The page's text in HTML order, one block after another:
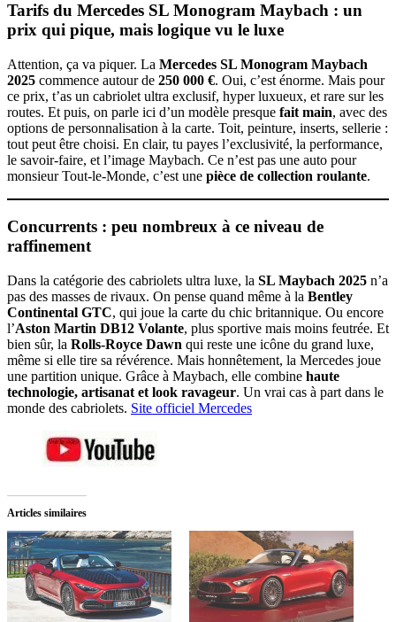
Tarifs du Mercedes SL Monogram Maybach : un
prix qui pique, mais logique vu le luxe
Attention, ça va piquer. La Mercedes SL Monogram Maybach
2025 commence autour de 250 000 €. Oui, c’est énorme. Mais pour
ce prix, t’as un cabriolet ultra exclusif, hyper luxueux, et rare sur les
routes. Et puis, on parle ici d’un modèle presque fait main, avec des
options de personnalisation à la carte. Toit, peinture, inserts, sellerie :
tout peut être choisi. En clair, tu payes l’exclusivité, la performance,
le savoir-faire, et l’image Maybach. Ce n’est pas une auto pour
monsieur Tout-le-Monde, c’est une pièce de collection roulante.
Concurrents : peu nombreux à ce niveau de
raffinement
Dans la catégorie des cabriolets ultra luxe, la SL Maybach 2025 n’a
pas des masses de rivaux. On pense quand même à la Bentley
Continental GTC, qui joue la carte du chic britannique. Ou encore
l’Aston Martin DB12 Volante, plus sportive mais moins feutrée. Et
bien sûr, la Rolls-Royce Dawn qui reste une icône du grand luxe,
même si elle tire sa révérence. Mais honnêtement, la Mercedes joue
une partition unique. Grâce à Maybach, elle combine haute
technologie, artisanat et look ravageur. Un vrai cas à part dans le
monde des cabriolets. Site officiel Mercedes
Articles similaires